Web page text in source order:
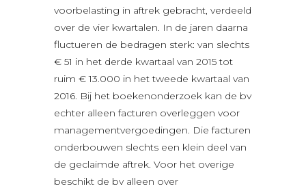
voorbelasting in aftrek gebracht, verdeeld
over de vier kwartalen. In de jaren daarna
fluctueren de bedragen sterk: van slechts
€ 51 in het derde kwartaal van 2015 tot
ruim € 13.000 in het tweede kwartaal van
2016. Bij het boekenonderzoek kan de bv
echter alleen facturen overleggen voor
managementvergoedingen. Die facturen
onderbouwen slechts een klein deel van
de geclaimde aftrek. Voor het overige
beschikt de bv alleen over